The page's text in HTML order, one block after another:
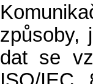
způsoby,
dat se